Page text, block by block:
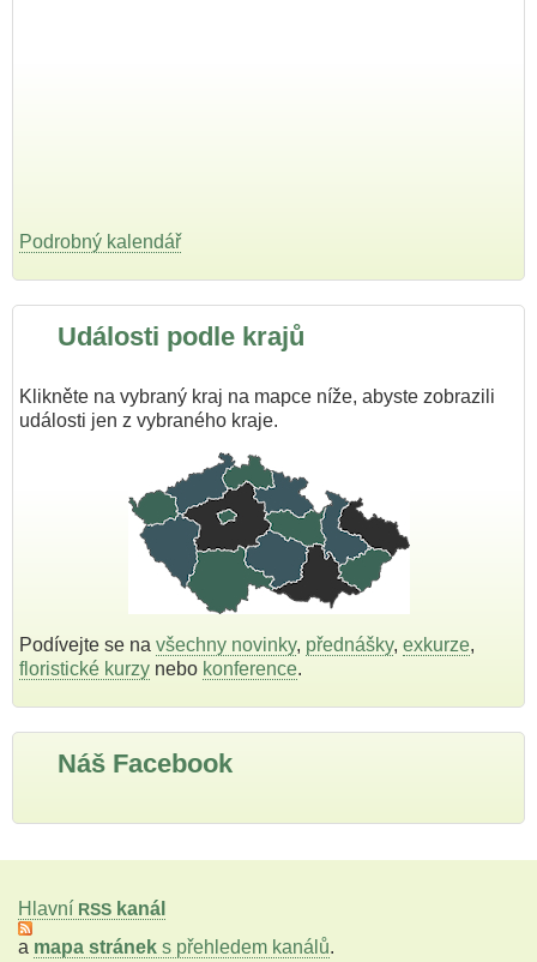
Podrobný kalendář
Události podle krajů
Klikněte na vybraný kraj na mapce níže, abyste zobrazili
události jen z vybraného kraje.
Podívejte se na všechny novinky, přednášky, exkurze,
floristické kurzy nebo konference.
Náš Facebook
Hlavní RSS kanál
a mapa stránek s přehledem kanálů.